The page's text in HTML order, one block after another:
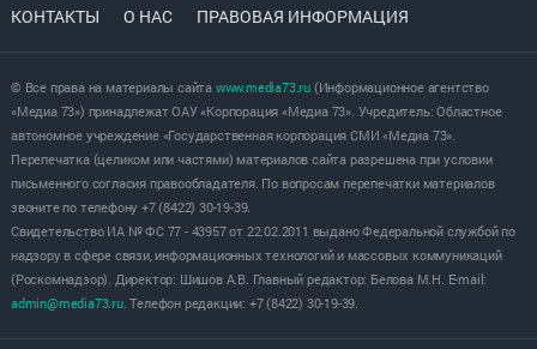
КОНТАКТЫ О НАС ПРАВОВАЯ ИНФОРМАЦИЯ
© Все права на материалы сайта www.media73.ru(Информационное агентство
«Медиа 73») принадлежат ОАУ «Корпорация «Медиа 73». Учредитель: Областное
автономное учреждение «Государственная корпорация СМИ «Медиа 73».
Перепечатка (целиком или частями) материалов сайта разрешена при условии
письменного согласия правообладателя. По вопросам перепечатки материалов
звоните по телефону +7 (8422) 30-19-39.
Свидетельство ИА № ФС 77 - 43957 от 22.02.2011 выдано Федеральной службой по
надзору в сфере связи, информационных технологий и массовых коммуникаций
(Роскомнадзор). Директор: Шишов А.В. Главный редактор: Белова М.Н. E-mail:
admin@media73.ru. Телефон редакции: +7 (8422) 30-19-39.